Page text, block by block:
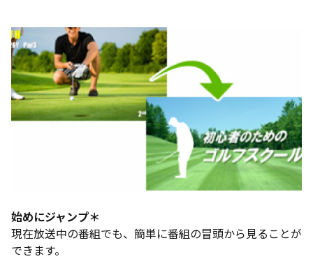
始めにジャンプ＊
現在放送中の番組でも、簡単に番組の冒頭から見ることが
できます。